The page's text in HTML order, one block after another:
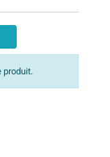
produit.